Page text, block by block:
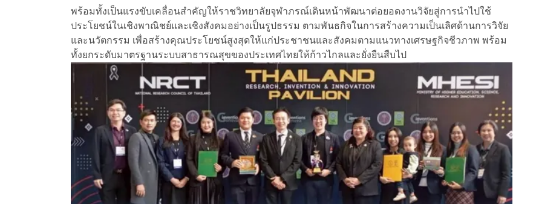
พร้อมทั้งเป็นแรงขับเคลื่อนสำคัญให้ราชวิทยาลัยจุฬาภรณ์เดินหน้าพัฒนาต่อยอดงานวิจัยสู่การนำไปใช้
ประโยชน์ในเชิงพาณิชย์และเชิงสังคมอย่างเป็นรูปธรรม ตามพันธกิจในการสร้างความเป็นเลิศด้านการวิจัย
และนวัตกรรม เพื่อสร้างคุณประโยชน์สูงสุดให้แก่ประชาชนและสังคมตามแนวทางเศรษฐกิจชีวภาพ พร้อม
ทั้งยกระดับมาตรฐานระบบสาธารณสุขของประเทศไทยให้ก้าวไกลและยั่งยืนสืบไป